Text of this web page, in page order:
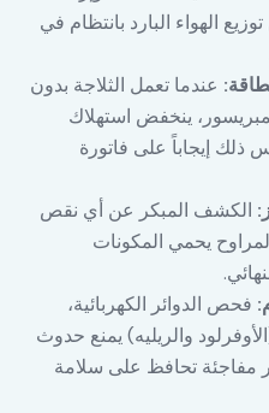
الهواء البارد بانتظام في
عندما تعمل الثلاجة بدون
ينخفض استهلاك
إيجاباً على فاتورة
الكشف المبكر عن أي نقص
يحمي المكونات
فحص الدوائر الكهربائية،
والريليه) يمنع حدوث
مفاجئة تحافظ على سلامة